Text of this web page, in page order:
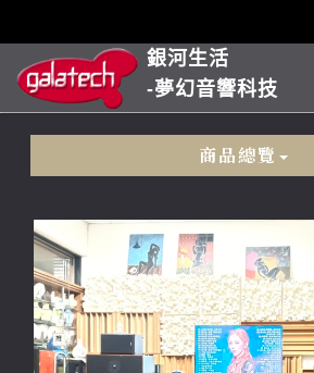
銀河生活
-夢幻音響科技
商品總覽